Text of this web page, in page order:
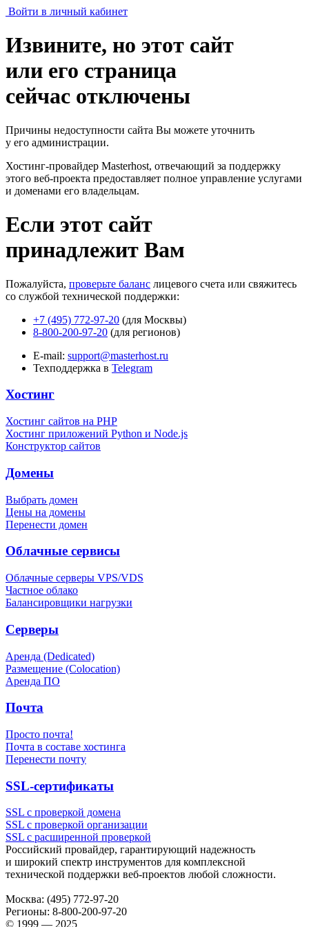
Войти в личный кабинет
Извините, но этот сайт
или его страница
сейчас отключены
Причины недоступности сайта Вы можете уточнить
у его администрации.
Хостинг-провайдер Masterhost, отвечающий за поддержку
этого веб-проекта предоставляет полное управление услугами
и доменами его владельцам.
Если этот сайт
принадлежит Вам
Пожалуйста, проверьте баланс лицевого счета или свяжитесь
со службой технической поддержки:
+7 (495) 772-97-20 (для Москвы)
8-800-200-97-20 (для регионов)
E-mail: support@masterhost.ru
Техподдержка в Telegram
Хостинг
Хостинг сайтов на PHP
Хостинг приложений Python и Node.js
Конструктор сайтов
Домены
Выбрать домен
Цены на домены
Перенести домен
Облачные сервисы
Облачные серверы VPS/VDS
Частное облако
Балансировщики нагрузки
Серверы
Аренда (Dedicated)
Размещение (Colocation)
Аренда ПО
Почта
Просто почта!
Почта в составе хостинга
Перенести почту
SSL-сертификаты
SSL с проверкой домена
SSL с проверкой организации
SSL с расширенной проверкой
Российский провайдер, гарантирующий надежность
и широкий спектр инструментов для комплексной
технической поддержки веб-проектов любой сложности.
Москва: (495) 772-97-20
Регионы: 8-800-200-97-20
© 1999 — 2025